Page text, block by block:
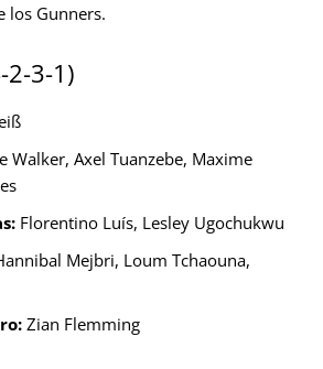
los Gunners.
2-3-1)
Walker, Axel Tuanzebe, Maxime
Florentino Luís, Lesley Ugochukwu
Mejbri, Loum Tchaouna,
Zian Flemming